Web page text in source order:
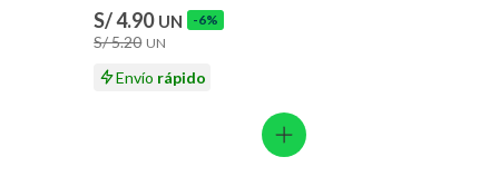
S/ 4.90 UN -6%
S/ 5.20 UN
Envío rápido